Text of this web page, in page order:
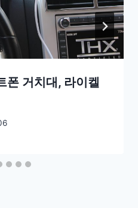
폰 거치대, 라이켈